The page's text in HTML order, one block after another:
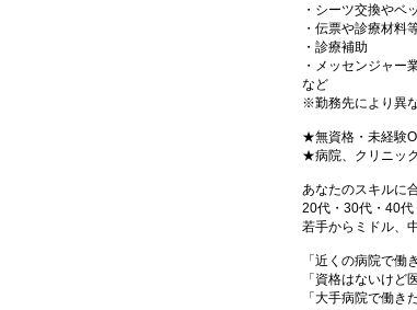
・シーツ交換やベ
・伝票や診療材料
・診療補助
・メッセンジャー
など
※勤務先により異
★無資格・未経験
★病院、クリニッ
あなたのスキルに
20代・30代・40代
若手からミドル、
「近くの病院で働
「資格はないけど
「大手病院で働き